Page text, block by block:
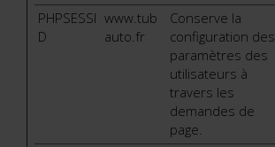
PHPSESSI
D
www.tub
auto.fr
Conserve la
configuration des
paramètres des
utilisateurs à
travers les
demandes de
page.